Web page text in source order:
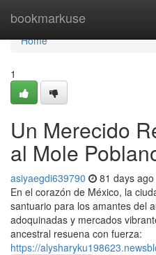
bookmarkuse
Home
Home
1
Un Merecido
al Mole
asiyaegdi639790 81 days ago
En el corazón de México, la
santuario para los amantes del
adoquinadas y mercados
ancestral resuena con fuerza:
https://